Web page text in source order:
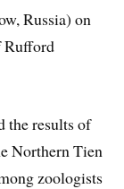
Russia) on
Rufford
the results of
Northern Tien
zoologists